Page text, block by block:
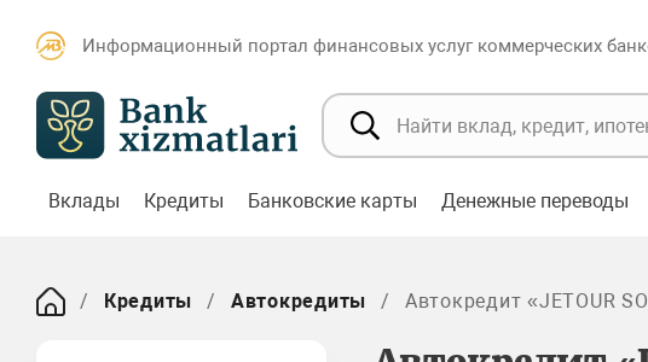
Информационный портал финансовых услуг коммерческих
Вклады Кредиты Банковские карты Денежные переводы
Кредиты Автокредиты Автокредит «JETOUR